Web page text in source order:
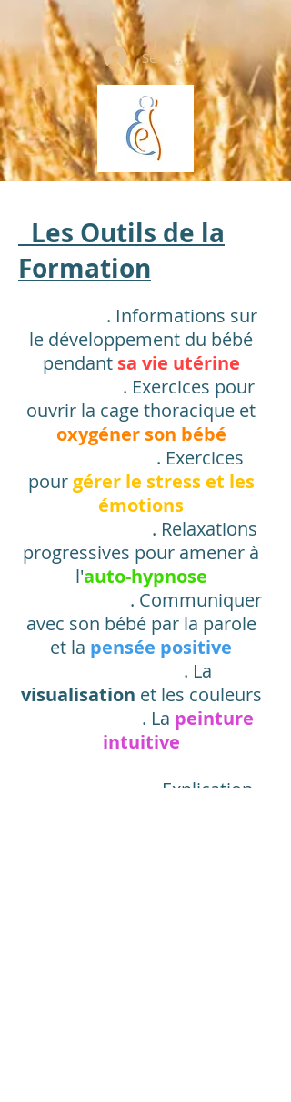
Se connecter
Les Outils de la
Formation
. Informations sur
le développement du bébé
pendant sa vie utérine
. Exercices pour
ouvrir la cage thoracique et
oxygéner son bébé
. Exercices
pour gérer le stress et les
émotions
. Relaxations
progressives pour amener à
l'auto-hypnose
. Communiquer
avec son bébé par la parole
et la pensée positive
. La
visualisation et les couleurs
. La peinture
intuitive
. Explication